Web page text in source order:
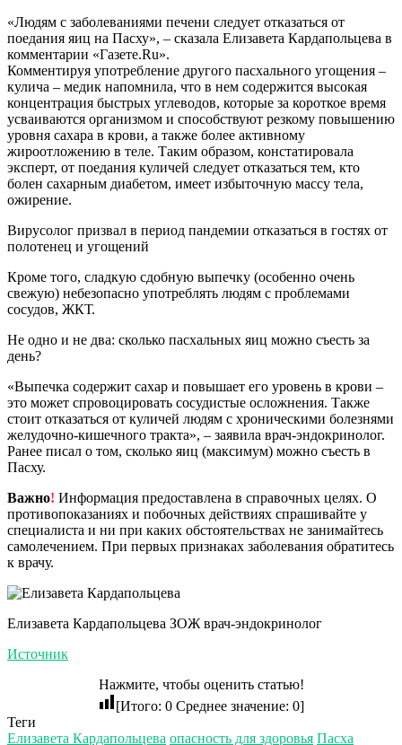
«Людям с заболеваниями печени следует отказаться от
поедания яиц на Пасху», – сказала Елизавета Кардапольцева в
комментарии «Газете.Ru».
Комментируя употребление другого пасхального угощения –
кулича – медик напомнила, что в нем содержится высокая
концентрация быстрых углеводов, которые за короткое время
усваиваются организмом и способствуют резкому повышению
уровня сахара в крови, а также более активному
жироотложению в теле. Таким образом, констатировала
эксперт, от поедания куличей следует отказаться тем, кто
болен сахарным диабетом, имеет избыточную массу тела,
ожирение.
Вирусолог призвал в период пандемии отказаться в гостях от
полотенец и угощений
Кроме того, сладкую сдобную выпечку (особенно очень
свежую) небезопасно употреблять людям с проблемами
сосудов, ЖКТ.
Не одно и не два: сколько пасхальных яиц можно съесть за
день?
«Выпечка содержит сахар и повышает его уровень в крови –
это может спровоцировать сосудистые осложнения. Также
стоит отказаться от куличей людям с хроническими болезнями
желудочно-кишечного тракта», – заявила врач-эндокринолог.
Ранее писал о том, сколько яиц (максимум) можно съесть в
Пасху.
Важно! Информация предоставлена в справочных целях. О
противопоказаниях и побочных действиях спрашивайте у
специалиста и ни при каких обстоятельствах не занимайтесь
самолечением. При первых признаках заболевания обратитесь
к врачу.
Елизавета Кардапольцева ЗОЖ врач-эндокринолог
Источник
Нажмите, чтобы оценить статью!
[Итого: 0 Среднее значение: 0]
Теги
Елизавета Кардапольцева опасность для здоровья Пасха